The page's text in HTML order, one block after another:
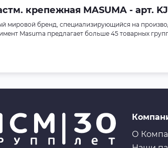
крепежная MASUMA - арт.
мировой бренд, специализирующийся на
Masuma предлагает больше 45 товарных
О